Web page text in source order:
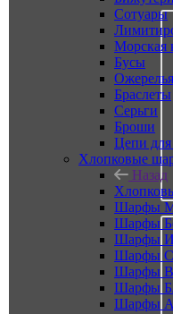
Сотуары
Морская
Бусы
Ожерелья
Браслеты
Серьги
Броши
Цепи для
Хлопковые
Назад
Шарфы
Шарфы
Шарфы
Шарфы
Шарфы
Шарфы
Шарфы